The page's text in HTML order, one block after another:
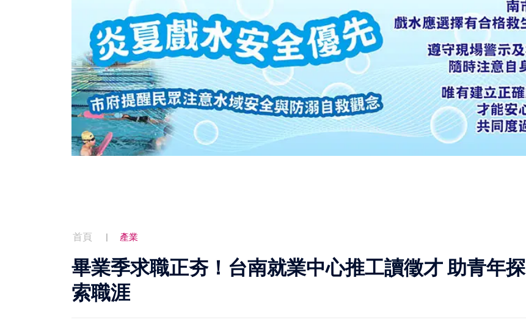
首頁 產業
畢業季求職正夯！台南就業中心推工讀徵才 助青年探
索職涯